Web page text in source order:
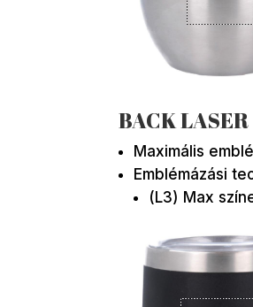
BACK LASER
Maximális
Emblémázási
(L3) Max